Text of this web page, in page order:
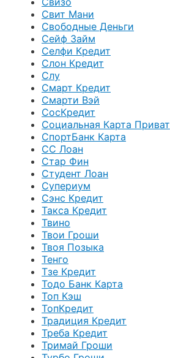
Свит Мани
Свободные Деньги
Сейф Займ
Селфи Кредит
Слон Кредит
Слу
Смарт Кредит
Смарти Вэй
СосКредит
Социальная Карта Приват
СпортБанк Карта
СС Лоан
Стар Фин
Студент Лоан
Супериум
Сэнс Кредит
Такса Кредит
Твино
Твои Гроши
Твоя Позыка
Тенго
Тзе Кредит
Тодо Банк Карта
Топ Кэш
ТопКредит
Традиция Кредит
Треба Кредит
Тримай Гроши